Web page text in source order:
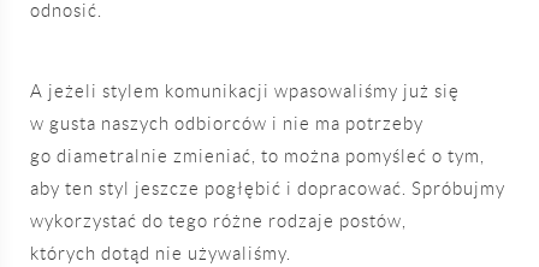
odnosić.
A jeżeli stylem komunikacji wpasowaliśmy już się
w gusta naszych odbiorców i nie ma potrzeby
go diametralnie zmieniać, to można pomyśleć o tym,
aby ten styl jeszcze pogłębić i dopracować. Spróbujmy
wykorzystać do tego różne rodzaje postów,
których dotąd nie używaliśmy.